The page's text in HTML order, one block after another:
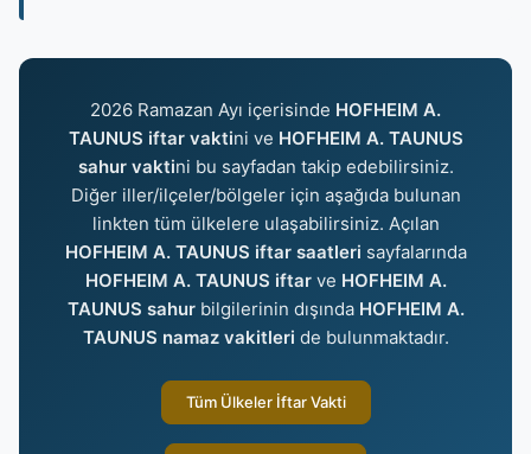
2026 Ramazan Ayı içerisinde HOFHEIM A.
TAUNUS iftar vaktini ve HOFHEIM A. TAUNUS
sahur vaktini bu sayfadan takip edebilirsiniz.
Diğer iller/ilçeler/bölgeler için aşağıda bulunan
linkten tüm ülkelere ulaşabilirsiniz. Açılan
HOFHEIM A. TAUNUS iftar saatleri sayfalarında
HOFHEIM A. TAUNUS iftarve HOFHEIM A.
TAUNUS sahurbilgilerinin dışında HOFHEIM A.
TAUNUS namaz vakitleri de bulunmaktadır.
Tüm Ülkeler İftar Vakti